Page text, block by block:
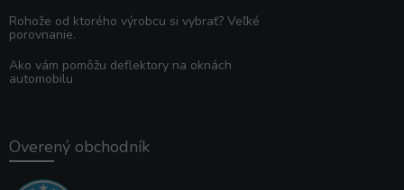
Rohože od ktorého výrobcu si vybrať? Veľké
porovnanie.
Ako vám pomôžu deflektory na oknách
automobilu
Overený obchodník